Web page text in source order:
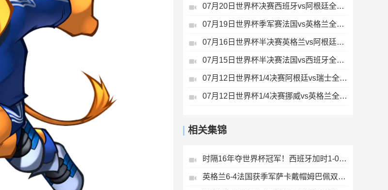
07月20日世界杯决赛西班牙vs阿根廷全场录像
07月19日世界杯季军赛法国vs英格兰全场录像
07月16日世界杯半决赛英格兰vs阿根廷全场录像
07月15日世界杯半决赛法国vs西班牙全场录像
07月12日世界杯1/4决赛阿根廷vs瑞士全场录像
07月12日世界杯1/4决赛挪威vs英格兰全场录像
相关集锦
时隔16年夺世界杯冠军！西班牙加时1-0阿根廷费兰制胜恩佐染红
英格兰6-4法国获季军萨卡戴帽姆巴佩双响创纪录奥利塞2助+失良机